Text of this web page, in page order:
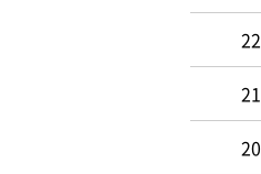
22
21
20